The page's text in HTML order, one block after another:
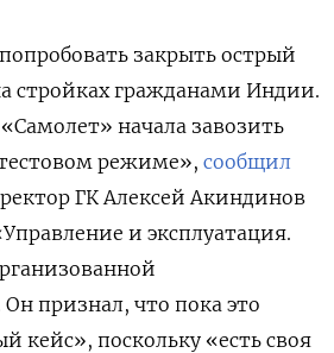
закрыть острый
стройках гражданами Индии.
начала завозить
режиме», сообщил
ГК Алексей Акиндинов
и эксплуатация.
признал, что пока это
кейс», поскольку «есть своя